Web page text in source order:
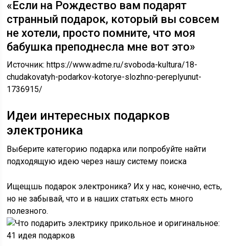
«Если на Рождество вам подарят
странный подарок, который вы совсем
не хотели, просто помните, что моя
бабушка преподнесла мне вот это»
Источник:https://www.adme.ru/svoboda-kultura/18-
chudakovatyh-podarkov-kotorye-slozhno-pereplyunut-
1736915/
Идеи интересных подарков
электроника
Выберите категорию подарка или попробуйте найти
подходящую идею через нашу систему поиска
Ищещшь подарок электроника? Их у нас, конечно, есть,
но не забывай, что и в наших статьях есть много
полезного.